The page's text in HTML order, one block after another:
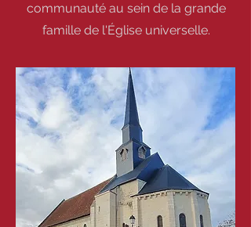
communauté au sein de la grande
famille de l'Église universelle.